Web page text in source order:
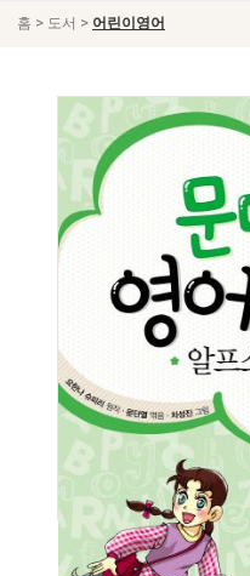
홈 > 도서 > 어린이영어